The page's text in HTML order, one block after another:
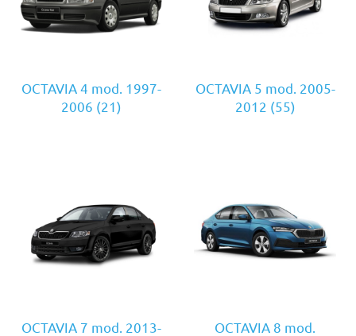
OCTAVIA 4 mod. 1997-
2006 (21)
OCTAVIA 5 mod. 2005-
2012 (55)
OCTAVIA 7 mod. 2013-
OCTAVIA 8 mod.